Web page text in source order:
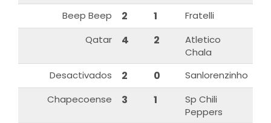
Beep Beep
2 1
Fratelli
Qatar
4 2
Atletico
Chala
Desactivados
2 0
Sanlorenzinho
Chapecoense
3 1
Sp Chili
Peppers